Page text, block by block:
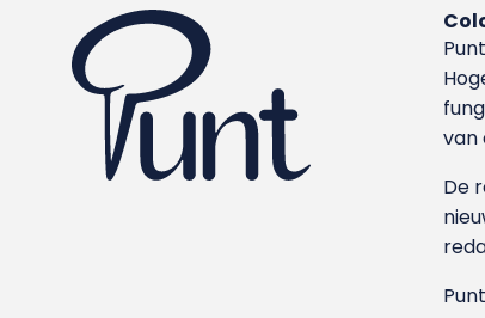
van
De